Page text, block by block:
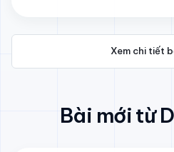
Xem chi tiết
Bài mới từ